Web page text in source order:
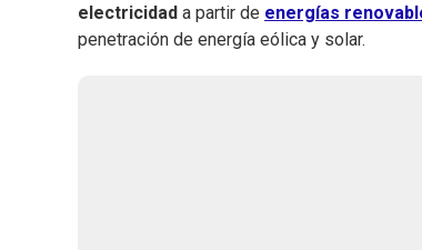
electricidad a partir de energías
penetración de energía eólica y solar.